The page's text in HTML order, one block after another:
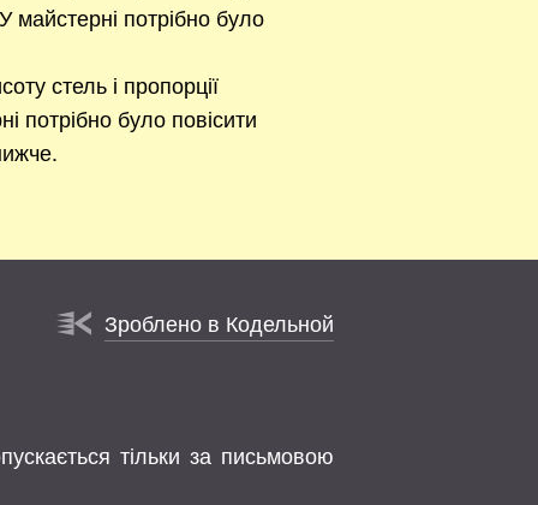
майстерні потрібно було
стель і пропорції
потрібно було повісити
Зроблено в Кодельной
тільки за письмовою